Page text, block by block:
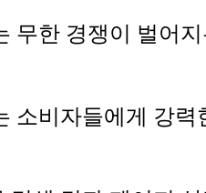
무한 경쟁이 벌어
소비자들에게 강력